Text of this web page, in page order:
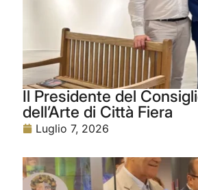
Il Presidente del
dell’Arte di Città Fiera
Luglio 7, 2026